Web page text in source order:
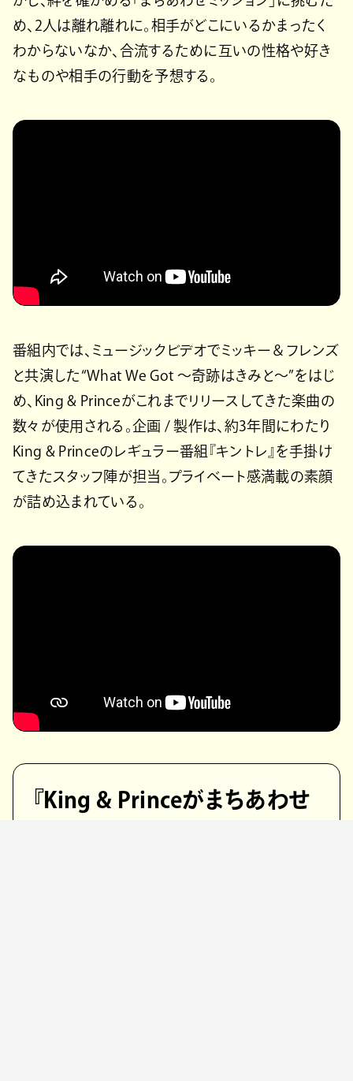
め、2人は離れ離れに。相手がどこにいるかまったく
わからないなか、合流するために互いの性格や好き
なものや相手の行動を予想する。
番組内では、ミュージックビデオでミッキー＆フレンズ
と共演した“What We Got 〜奇跡はきみと〜”をはじ
め、King & Princeがこれまでリリースしてきた楽曲の
数々が使用される。企画 / 製作は、約3年間にわたり
King & Princeのレギュラー番組『キントレ』を手掛け
てきたスタッフ陣が担当。プライベート感満載の素顔
が詰め込まれている。
『King & Princeがまちあわせ